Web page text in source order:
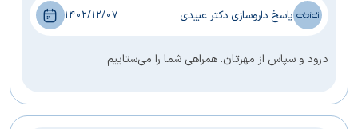
پاسخ داروسازی دکتر عبیدی 1402/12/07
درود و سپاس از مهرتان. همراهی شما را می‌ستاییم